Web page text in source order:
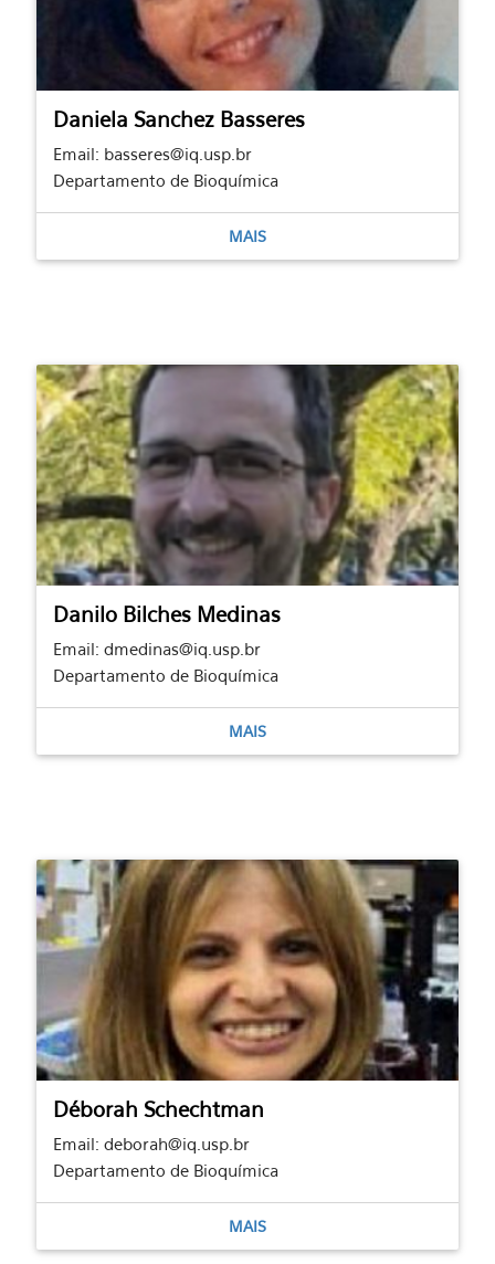
Daniela Sanchez Basseres
Email: basseres@iq.usp.br
Departamento de Bioquímica
MAIS
Danilo Bilches Medinas
Email: dmedinas@iq.usp.br
Departamento de Bioquímica
MAIS
Déborah Schechtman
Email: deborah@iq.usp.br
Departamento de Bioquímica
MAIS